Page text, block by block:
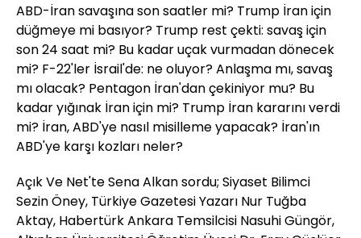
ABD-İran savaşına son saatler mi? Trump İran için
düğmeye mi basıyor? Trump rest çekti: savaş için
son 24 saat mi? Bu kadar uçak vurmadan dönecek
mi? F-22'ler İsrail'de: ne oluyor? Anlaşma mı, savaş
mı olacak? Pentagon İran'dan çekiniyor mu? Bu
kadar yığınak İran için mi? Trump İran kararını verdi
mi? İran, ABD'ye nasıl misilleme yapacak? İran'ın
ABD'ye karşı kozları neler?
Açık Ve Net'te Sena Alkan sordu; Siyaset Bilimci
Sezin Öney, Türkiye Gazetesi Yazarı Nur Tuğba
Aktay, Habertürk Ankara Temsilcisi Nasuhi Güngör,